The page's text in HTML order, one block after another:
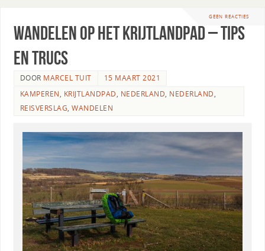
GEEN REACTIES
Wandelen op het Krijtlandpad – Tips
en Trucs
DOOR MARCEL TUIT
15 MAART 2021
KAMPEREN, KRIJTLANDPAD, NEDERLAND, NEDERLAND,
REISVERSLAG,WANDELEN